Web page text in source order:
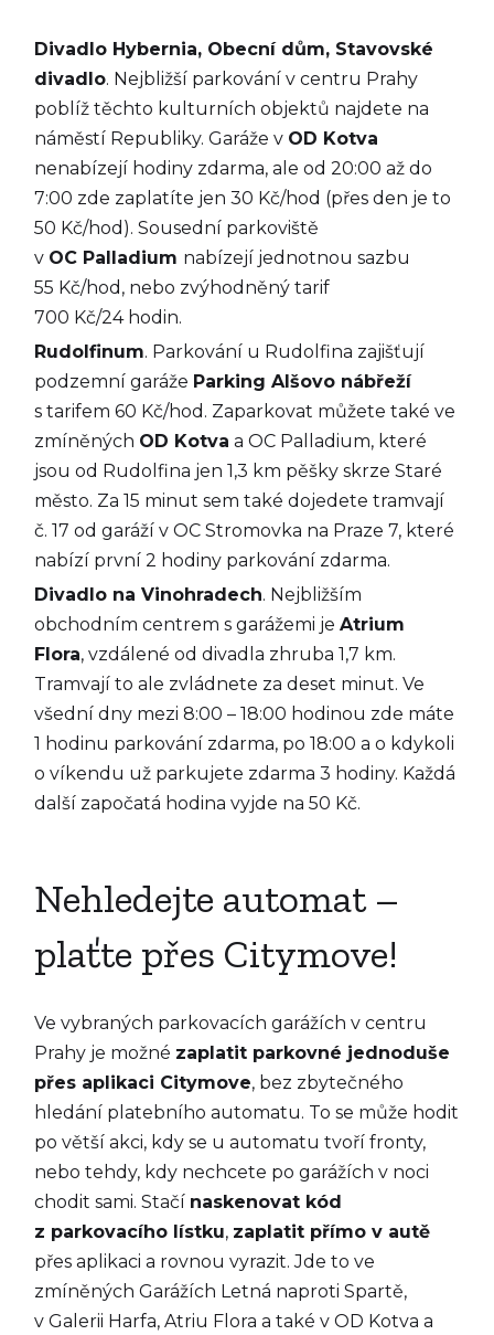
Divadlo Hybernia, Obecní dům, Stavovské
divadlo. Nejbližší parkování v centru Prahy
poblíž těchto kulturních objektů najdete na
náměstí Republiky. Garáže v OD Kotva
nenabízejí hodiny zdarma, ale od 20:00 až do
7:00 zde zaplatíte jen 30 Kč/hod (přes den je to
50 Kč/hod). Sousední parkoviště
v OC Palladium nabízejí jednotnou sazbu
55 Kč/hod, nebo zvýhodněný tarif
700 Kč/24 hodin.
Rudolfinum. Parkování u Rudolfina zajišťují
podzemní garáže Parking Alšovo nábřeží
s tarifem 60 Kč/hod. Zaparkovat můžete také ve
zmíněných OD Kotva a OC Palladium, které
jsou od Rudolfina jen 1,3 km pěšky skrze Staré
město. Za 15 minut sem také dojedete tramvají
č. 17 od garáží v OC Stromovka na Praze 7, které
nabízí první 2 hodiny parkování zdarma.
Divadlo na Vinohradech. Nejbližším
obchodním centrem s garážemi jeAtrium
Flora, vzdálené od divadla zhruba 1,7 km.
Tramvají to ale zvládnete za deset minut. Ve
všední dny mezi 8:00 – 18:00 hodinou zde máte
1 hodinu parkování zdarma, po 18:00 a o kdykoli
o víkendu už parkujete zdarma 3 hodiny. Každá
další započatá hodina vyjde na 50 Kč.
Nehledejte automat –
plaťte přes Citymove!
Ve vybraných parkovacích garážích v centru
Prahy je možné zaplatit parkovné jednoduše
přes aplikaci Citymove, bez zbytečného
hledání platebního automatu. To se může hodit
po větší akci, kdy se u automatu tvoří fronty,
nebo tehdy, kdy nechcete po garážích v noci
chodit sami. Stačí naskenovat kód
z parkovacího lístku, zaplatit přímo v autě
přes aplikaci a rovnou vyrazit. Jde to ve
zmíněných Garážích Letná naproti Spartě,
v Galerii Harfa, Atriu Flora a také v OD Kotva a